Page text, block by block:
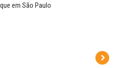
em São Paulo